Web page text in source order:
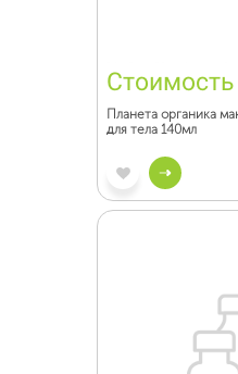
Стоимость
Планета органика
для тела 140мл